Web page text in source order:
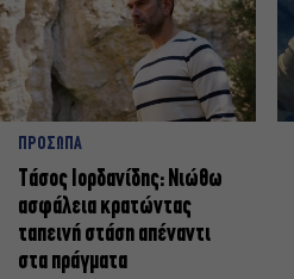
ΠΡΟΣΩΠΑ
Tάσος Ιορδανίδης: Νιώθω
ασφάλεια κρατώντας
ταπεινή στάση απέναντι
στα πράγματα